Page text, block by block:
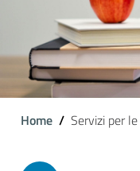
Home Servizi per